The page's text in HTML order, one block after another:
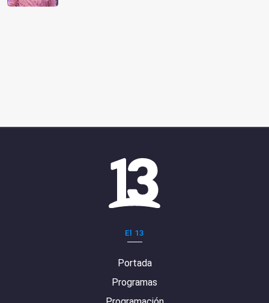
El 13
Portada
Programas